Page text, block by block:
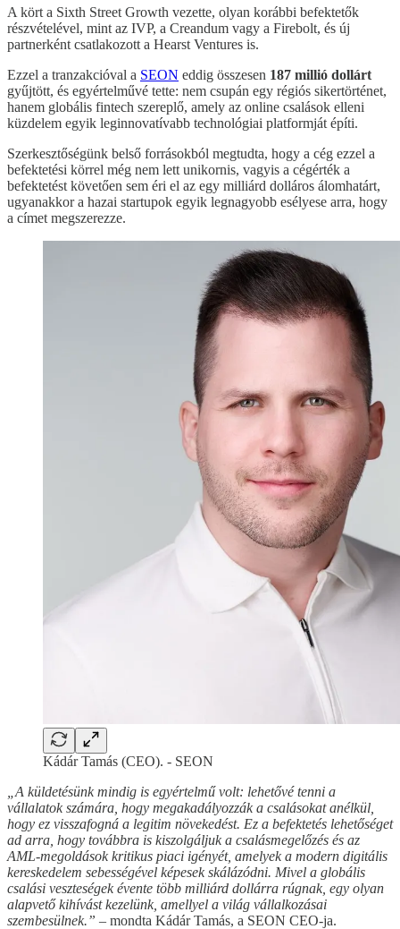
A kört a Sixth Street Growth vezette, olyan korábbi befektetők
részvételével, mint az IVP, a Creandum vagy a Firebolt, és új
partnerként csatlakozott a Hearst Ventures is.
Ezzel a tranzakcióval a SEON eddig összesen 187 millió dollárt
gyűjtött, és egyértelművé tette: nem csupán egy régiós sikertörténet,
hanem globális fintech szereplő, amely az online csalások elleni
küzdelem egyik leginnovatívabb technológiai platformját építi.
Szerkesztőségünk belső forrásokból megtudta, hogy a cég ezzel a
befektetési körrel még nem lett unikornis, vagyis a cégérték a
befektetést követően sem éri el az egy milliárd dolláros álomhatárt,
ugyanakkor a hazai startupok egyik legnagyobb esélyese arra, hogy
a címet megszerezze.
Kádár Tamás (CEO). - SEON
„A küldetésünk mindig is egyértelmű volt: lehetővé tenni a
vállalatok számára, hogy megakadályozzák a csalásokat anélkül,
hogy ez visszafogná a legitim növekedést. Ez a befektetés lehetőséget
ad arra, hogy továbbra is kiszolgáljuk a csalásmegelőzés és az
AML-megoldások kritikus piaci igényét, amelyek a modern digitális
kereskedelem sebességével képesek skálázódni. Mivel a globális
csalási veszteségek évente több milliárd dollárra rúgnak, egy olyan
alapvető kihívást kezelünk, amellyel a világ vállalkozásai
szembesülnek.” – mondta Kádár Tamás, a SEON CEO-ja.